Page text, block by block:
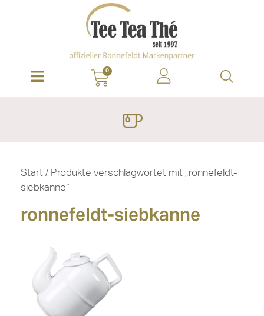
0
Start / Produkte verschlagwortet mit „ronnefeldt-
siebkanne“
ronnefeldt-siebkanne